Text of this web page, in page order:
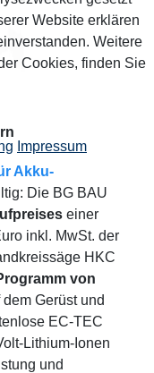
Akku-
Die BG BAU
einer
inkl. MwSt. der
HKC
von
Gerüst und
EC-TEC
Lithium-Ionen
und
Website erklären
Weitere
Cookies, finden Sie
Impressum